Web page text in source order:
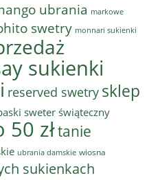
ubrania markowe
swetry monnari sukienki
sukienki
reserved swetry sklep
sweter świąteczny
złtanie
ubrania damskie wiosna
sukienkach